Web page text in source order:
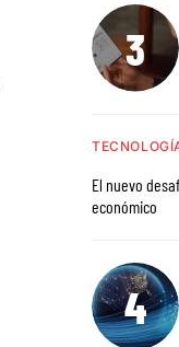
El nuevo
económico